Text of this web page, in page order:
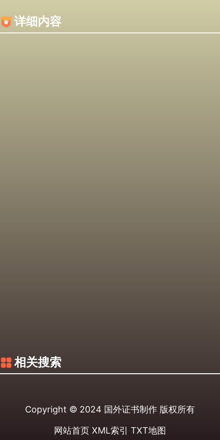
详细内容
相关搜索
Copyright © 2024 国外证书制作 版权所有
网站首页 XML索引 TXT地图